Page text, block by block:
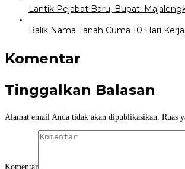
Lantik Pejabat Baru, Bupati
Balik Nama Tanah Cuma 10 Hari
Komentar
Tinggalkan Balasan
Alamat email Anda tidak akan dipublikasikan. Ruas
Komentar